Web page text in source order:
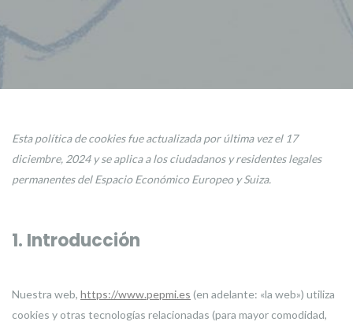
Esta política de cookies fue actualizada por última vez el 17
diciembre, 2024 y se aplica a los ciudadanos y residentes legales
permanentes del Espacio Económico Europeo y Suiza.
1. Introducción
Nuestra web, https://www.pepmi.es (en adelante: «la web») utiliza
cookies y otras tecnologías relacionadas (para mayor comodidad,